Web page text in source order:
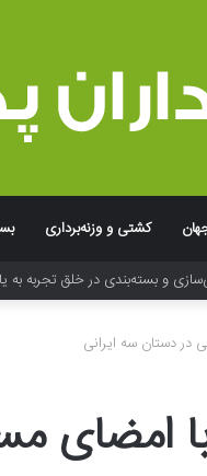
کشتی و وزنه‌برداری
شاهکار های هنری در دنیای پیپ
در دستان سه ایرانی
امضای